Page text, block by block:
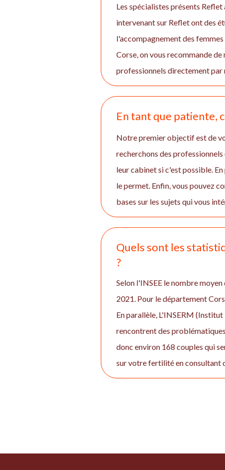
Les spécialistes présents
intervenant sur Reflet ont des
l'accompagnement des
Corse, on vous recommande
professionnels directement par
En tant que patiente,
Notre premier objectif est de
recherchons des
leur cabinet si c'est possible.
le permet. Enfin, vous pouvez
bases sur les sujets qui vous
Quels sont les
?
Selon l'INSEE le nombre
2021. Pour le département
En parallèle, L'INSERM
rencontrent des
donc environ 168 couples qui
sur votre fertilité en consultant